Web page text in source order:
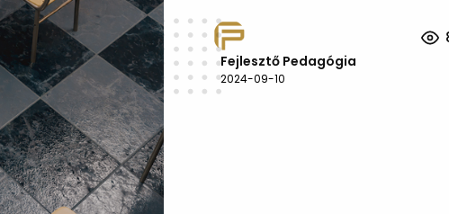
Fejlesztő Pedagógia
2024-09-10